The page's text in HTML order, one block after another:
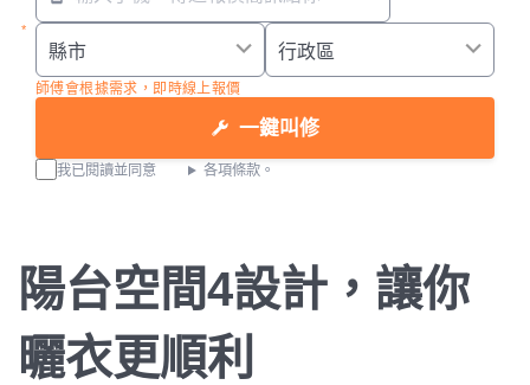
師傅會根據需求，即時線上報價
一鍵叫修
我已閱讀並同意 各項條款。
陽台空間4設計，讓你
曬衣更順利